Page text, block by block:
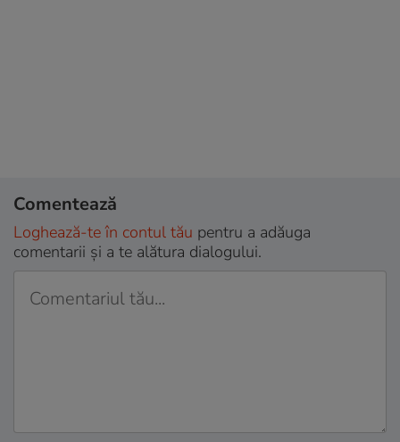
Comentează
Loghează-te în contul tău pentru a adăuga
comentarii și a te alătura dialogului.